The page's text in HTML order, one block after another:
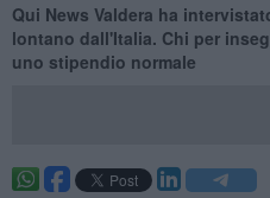
Qui News Valdera ha
lontano dall'Italia. Chi per
uno stipendio normale